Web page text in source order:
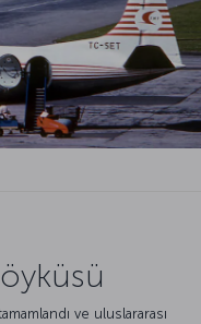
öyküsü
ve uluslararası